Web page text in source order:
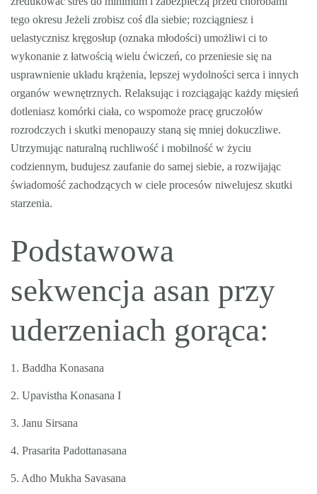
tego okresu Jeżeli zrobisz coś dla siebie; rozciągniesz i
uelastycznisz kręgosłup (oznaka młodości) umożliwi ci to
wykonanie z łatwością wielu ćwiczeń, co przeniesie się na
usprawnienie układu krążenia, lepszej wydolności serca i innych
organów wewnętrznych. Relaksując i rozciągając każdy mięsień
dotleniasz komórki ciała, co wspomoże pracę gruczołów
rozrodczych i skutki menopauzy staną się mniej dokuczliwe.
Utrzymując naturalną ruchliwość i mobilność w życiu
codziennym, budujesz zaufanie do samej siebie, a rozwijając
świadomość zachodzących w ciele procesów niwelujesz skutki
starzenia.
Podstawowa
sekwencja asan przy
uderzeniach gorąca:
1. Baddha Konasana
2. Upavistha Konasana I
3. Janu Sirsana
4. Prasarita Padottanasana
5. Adho Mukha Savasana